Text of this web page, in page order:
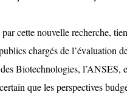
cette nouvelle recherche,
chargés de l’évaluation
Biotechnologies, l’ANSES,
que les perspectives